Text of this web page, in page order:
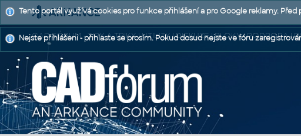
CAD FÓRUM - TIPY A TRIKY | UTILITY | DISKUZE | BLOKY | PODPORA |
Tento portál využívá cookies pro funkce přihlášení a pro Google reklamy.
Nejste přihlášeni - přihlaste se prosím. Pokud dosud nejste ve fóru